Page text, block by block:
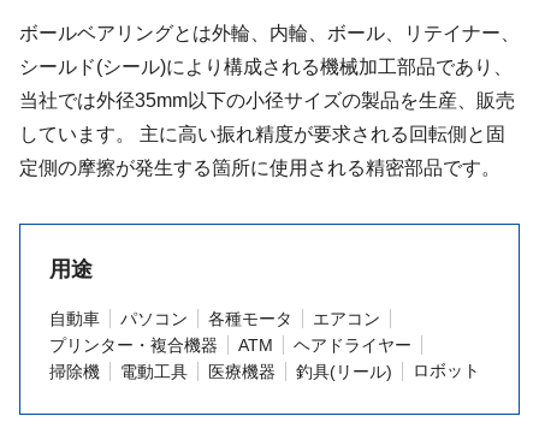
ボールベアリングとは外輪、内輪、ボール、リテイナー、
シールド(シール)により構成される機械加工部品であり、
当社では外径35mm以下の小径サイズの製品を生産、販売
しています。 主に高い振れ精度が要求される回転側と固
定側の摩擦が発生する箇所に使用される精密部品です。
用途
自動車 パソコン 各種モータ
エアコン
プリンター・複合機器
ATM
ヘアドライヤー
掃除機
電動工具 医療機器 釣具(リール) ロボット